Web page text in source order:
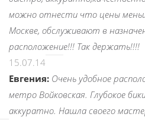
можно отнести что цены
Москве, обслуживают в
расположение!!! Так держать!!!!
15.07.14
Евгения: Очень удобное
метро Войковская. Глубокое
аккуратно. Нашла своего